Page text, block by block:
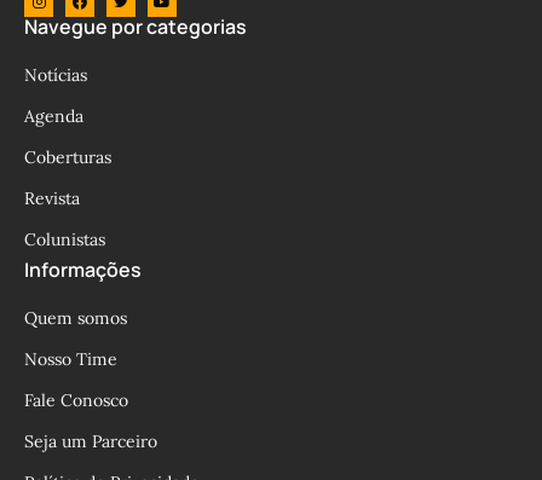
Navegue por categorias
Notícias
Agenda
Coberturas
Revista
Colunistas
Informações
Quem somos
Nosso Time
Fale Conosco
Seja um Parceiro